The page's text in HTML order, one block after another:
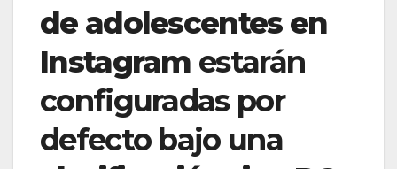
de adolescentes en
Instagram estarán
configuradas por
defecto bajo una